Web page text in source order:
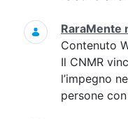
RaraMente
Contenuto
Il CNMR
l’impegno
persone